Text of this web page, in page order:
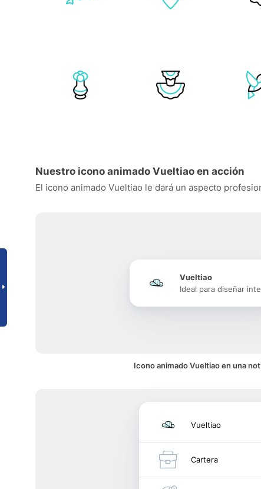
Nuestro icono animado Vueltiao en acción
El icono animado Vueltiao le dará un aspecto
Vueltiao
Ideal para diseñar
Icono animado Vueltiao en una
Vueltiao
Cartera